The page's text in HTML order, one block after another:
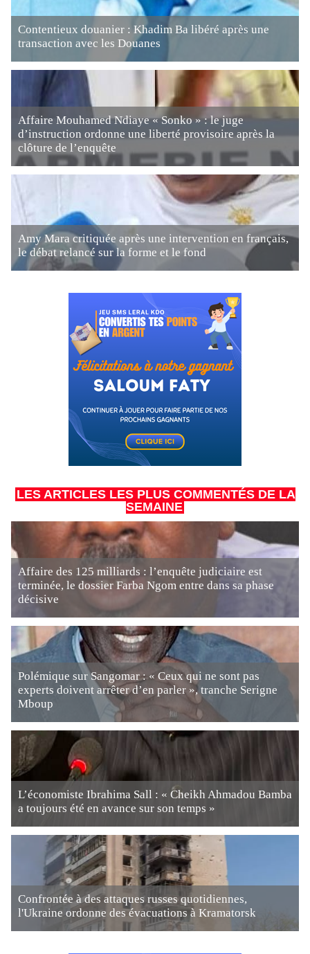
Contentieux douanier : Khadim Ba libéré après une
transaction avec les Douanes
Affaire Mouhamed Ndiaye « Sonko » : le juge
d’instruction ordonne une liberté provisoire après la
clôture de l’enquête
Amy Mara critiquée après une intervention en français,
le débat relancé sur la forme et le fond
LES ARTICLES LES PLUS COMMENTÉS DE LA
SEMAINE
Affaire des 125 milliards : l’enquête judiciaire est
terminée, le dossier Farba Ngom entre dans sa phase
décisive
Polémique sur Sangomar : « Ceux qui ne sont pas
experts doivent arrêter d’en parler », tranche Serigne
Mboup
L’économiste Ibrahima Sall : « Cheikh Ahmadou Bamba
a toujours été en avance sur son temps »
Confrontée à des attaques russes quotidiennes,
l'Ukraine ordonne des évacuations à Kramatorsk